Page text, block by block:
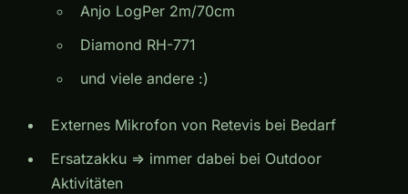
Anjo LogPer 2m/70cm
Diamond RH-771
und viele andere :)
Externes Mikrofon von Retevis bei Bedarf
Ersatzakku => immer dabei bei Outdoor
Aktivitäten